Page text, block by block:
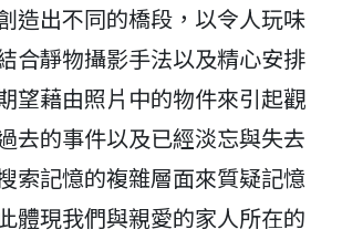
造出不同的橋段，以令人玩味
合靜物攝影手法以及精心安排
望藉由照片中的物件來引起觀
去的事件以及已經淡忘與失去
索記憶的複雜層面來質疑記憶
體現我們與親愛的家人所在的